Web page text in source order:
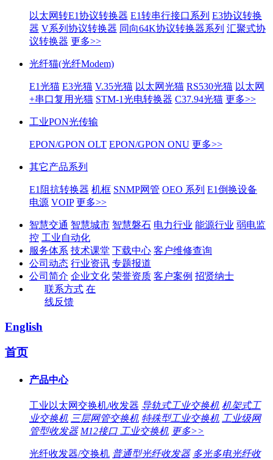
以太网转E1协议转换器 E1转串行接口系列 E3协议转换
器 V系列协议转换器 同向64K协议转换器系列 汇聚式协
议转换器 更多>>
光纤猫(光纤Modem)
E1光猫 E3光猫 V.35光猫 以太网光猫 RS530光猫 以太网
+串口复用光猫 STM-1光电转换器 C37.94光猫 更多>>
工业PON光传输
EPON/GPON OLT EPON/GPON ONU 更多>>
其它产品系列
E1阻抗转换器 机框 SNMP网管 OEO 系列 E1倒换设备
电源 VOIP 更多>>
智慧交通 智慧城市 智慧磐石 电力行业 能源行业 弱电监
控 工业自动化
服务体系 技术课堂 下载中心 客户维修查询
公司动态 行业资讯 专题报道
公司简介 企业文化 荣誉资质 客户案例 招贤纳士
联系方式 在
线反馈
English
首页
产品中心
工业以太网交换机/收发器 导轨式工业交换机 机架式工
业交换机 三层网管交换机 特殊型工业交换机 工业级网
管型收发器 M12接口 工业交换机 更多>>
光纤收发器/交换机 普通型光纤收发器 多光多电光纤收